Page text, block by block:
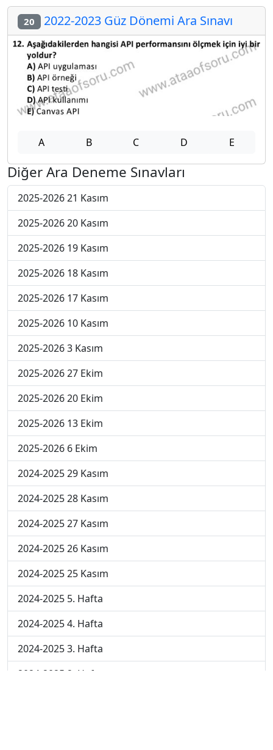
20 2022-2023 Güz Dönemi Ara Sınavı
A B C D E
Diğer Ara Deneme Sınavları
2025-2026 21 Kasım
2025-2026 20 Kasım
2025-2026 19 Kasım
2025-2026 18 Kasım
2025-2026 17 Kasım
2025-2026 10 Kasım
2025-2026 3 Kasım
2025-2026 27 Ekim
2025-2026 20 Ekim
2025-2026 13 Ekim
2025-2026 6 Ekim
2024-2025 29 Kasım
2024-2025 28 Kasım
2024-2025 27 Kasım
2024-2025 26 Kasım
2024-2025 25 Kasım
2024-2025 5. Hafta
2024-2025 4. Hafta
2024-2025 3. Hafta
2024-2025 2. Hafta